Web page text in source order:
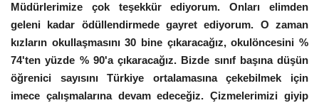
Müdürlerimize çok teşekkür ediyorum. Onları elimden
geleni kadar ödüllendirmede gayret ediyorum. O zaman
kızların okullaşmasını 30 bine çıkaracağız, okulöncesini %
74'ten yüzde % 90'a çıkaracağız. Bizde sınıf başına düşün
öğrenici sayısını Türkiye ortalamasına çekebilmek için
imece çalışmalarına devam edeceğiz. Çizmelerimizi giyip